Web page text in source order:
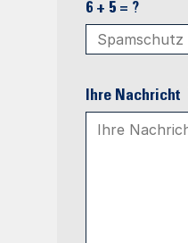
6 + 5 = ?
Ihre Nachricht